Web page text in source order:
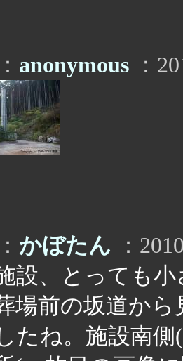
anonymous：
かぼたん ：
設、とっても
場前の坂道か
たね。施設南